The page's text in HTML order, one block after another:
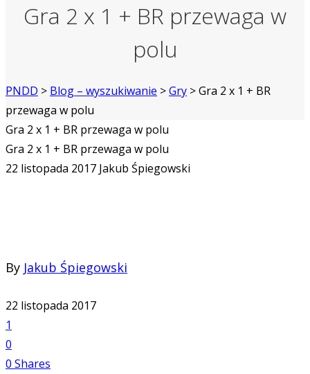
Gra 2 x 1 + BR przewaga w
polu
PNDD > Blog – wyszukiwanie >Gry >Gra 2 x 1 + BR
przewaga w polu
Gra 2 x 1 + BR przewaga w polu
Gra 2 x 1 + BR przewaga w polu
22 listopada 2017 Jakub Śpiegowski
By Jakub Śpiegowski
22 listopada 2017
1
0
0 Shares